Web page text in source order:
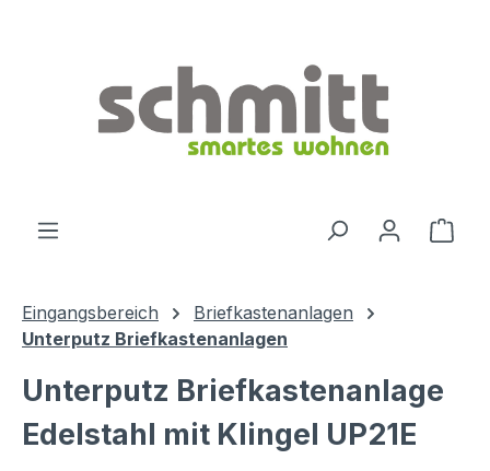
Eingangsbereich
Briefkastenanlagen
Unterputz Briefkastenanlagen
Unterputz Briefkastenanlage
Edelstahl mit Klingel UP21E